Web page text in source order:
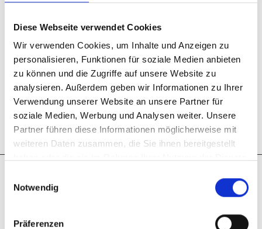
Diese Webseite verwendet Cookies
Wir verwenden Cookies, um Inhalte und Anzeigen zu
personalisieren, Funktionen für soziale Medien anbieten
zu können und die Zugriffe auf unsere Website zu
analysieren. Außerdem geben wir Informationen zu Ihrer
Verwendung unserer Website an unsere Partner für
soziale Medien, Werbung und Analysen weiter. Unsere
Partner führen diese Informationen möglicherweise mit
weiteren Daten zusammen, die Sie ihnen bereitgestellt
Notwendig
Präferenzen
Die Beitrittserklärungen nimmt die
Geschäftsstelle jederzeit entgegen.
Über die Aufnahme entscheidet der Vorstand.
Eine Kündigung der Mitgliedschaft muss zum
Jahresschluss unter Einhaltung
einer sechsmonatigen Frist erfolgen.
Hinweise zur Verarbeitung Ihrer im Rahmen
Daten (PDF) 361 KB